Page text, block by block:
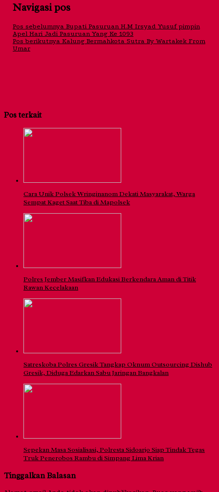
Navigasi pos
Pos sebelumnya Bupati Pasuruan H.M Irsyad Yusuf pimpin
Apel Hari Jadi Pasuruan Yang Ke 1093
Pos berikutnya Kalung Bermahkota Sutra By Wartakek From
Umar
Pos terkait
Cara Unik Polsek Wringinanom Dekati Masyarakat, Warga
Sempat Kaget Saat Tiba di Mapolsek
Polres Jember Masifkan Edukasi Berkendara Aman di Titik
Rawan Kecelakaan
Satreskoba Polres Gresik Tangkap Oknum Outsourcing Dishub
Gresik, Diduga Edarkan Sabu Jaringan Bangkalan
Sepekan Masa Sosialisasi, Polresta Sidoarjo Siap Tindak Tegas
Truk Penerobos Rambu di Simpang Lima Krian
Tinggalkan Balasan